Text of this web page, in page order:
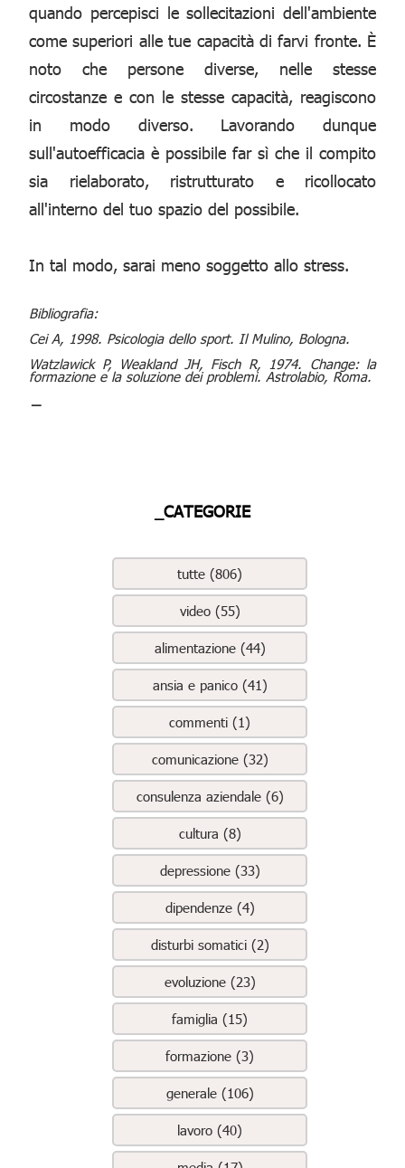
quando percepisci le sollecitazioni dell'ambiente
come superiori alle tue capacità di farvi fronte. È
noto che persone diverse, nelle stesse
circostanze e con le stesse capacità, reagiscono
in modo diverso. Lavorando dunque
sull'autoefficacia è possibile far sì che il compito
sia rielaborato, ristrutturato e ricollocato
all'interno del tuo spazio del possibile.
In tal modo, sarai meno soggetto allo stress.
Bibliografia:
Cei A, 1998. Psicologia dello sport. Il Mulino, Bologna.
Watzlawick P, Weakland JH, Fisch R, 1974. Change: la
formazione e la soluzione dei problemi. Astrolabio, Roma.
_CATEGORIE
tutte (806)
video (55)
alimentazione (44)
ansia e panico (41)
commenti (1)
comunicazione (32)
consulenza aziendale (6)
cultura (8)
depressione (33)
dipendenze (4)
disturbi somatici (2)
evoluzione (23)
famiglia (15)
formazione (3)
generale (106)
lavoro (40)